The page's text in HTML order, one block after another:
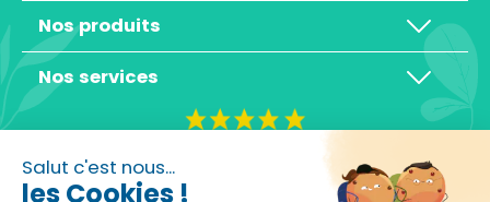
Salut c'est nous...
les Cookies !
Nos produits
Nos services